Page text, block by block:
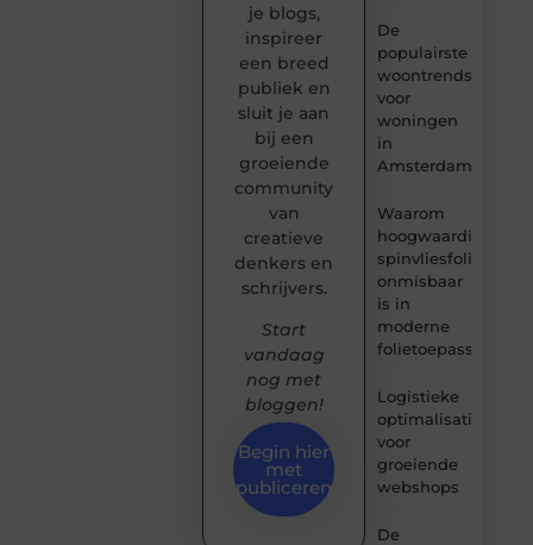
De
populairste
woontrends
voor
woningen
in
Amsterdam
Waarom
hoogwaardige
spinvliesfolie
onmisbaar
is in
moderne
folietoepassingen
Logistieke
optimalisatie
voor
groeiende
webshops
De
je blogs,
inspireer
een breed
publiek en
sluit je aan
bij een
groeiende
community
van
creatieve
denkers en
schrijvers.
Start
vandaag
nog met
bloggen!
Begin hier
met
publiceren